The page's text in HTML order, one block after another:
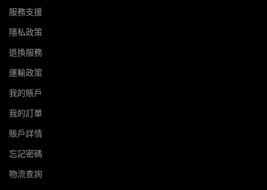
服務支援
隱私政策
退換服務
運輸政策
我的賬戶
我的訂單
賬戶詳情
忘記密碼
物流查詢